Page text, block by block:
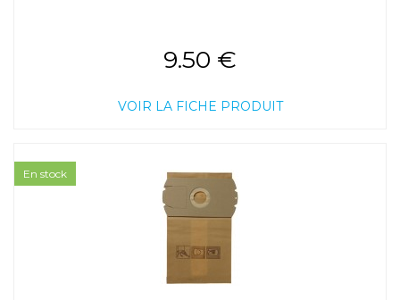
9.50 €
VOIR LA FICHE PRODUIT
En stock